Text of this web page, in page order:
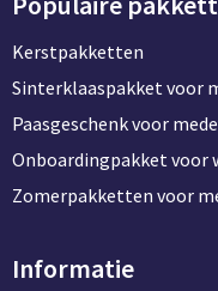
Kerstpakketten
Sinterklaaspakket voor
Paasgeschenk voor
Onboardingpakket voor
Zomerpakketten voor
Informatie